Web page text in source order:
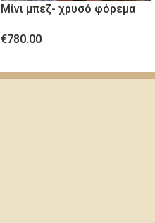
Μίνι μπεζ- χρυσό φόρεμα
€780.00